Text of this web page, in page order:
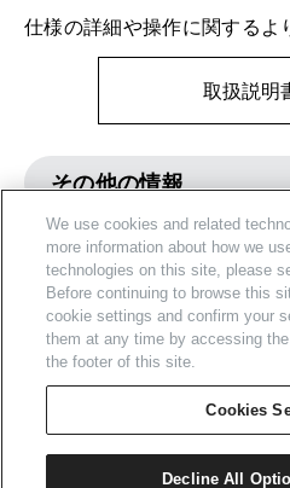
仕様の詳細や操作に関するよ
取扱説明
その他の情報
サービス全般の情報はこちら
サポート
We use cookies and related
more information about how we
technologies on this site, please
Before continuing to browse this
cookie settings and confirm your
them at any time by accessing
the footer of this site.
Cookies
Decline All